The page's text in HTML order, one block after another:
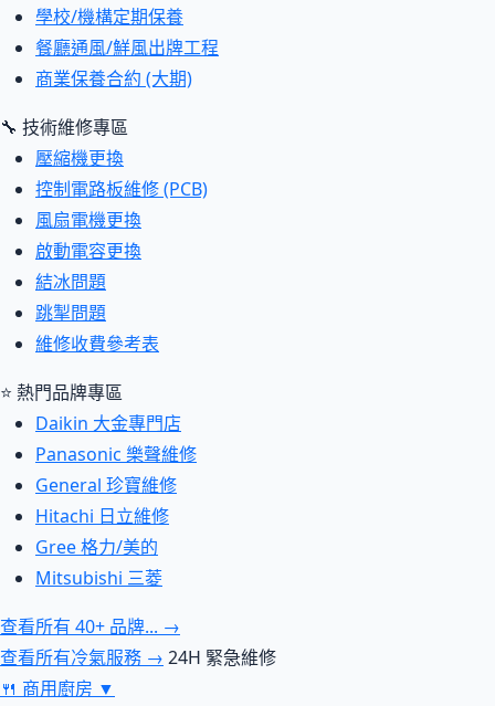
學校/機構定期保養
餐廳通風/鮮風出牌工程
商業保養合約 (大期)
🔧 技術維修專區
壓縮機更換
控制電路板維修 (PCB)
風扇電機更換
啟動電容更換
結冰問題
跳掣問題
維修收費參考表
⭐ 熱門品牌專區
Daikin 大金專門店
Panasonic 樂聲維修
General 珍寶維修
Hitachi 日立維修
Gree 格力/美的
Mitsubishi 三菱
查看所有 40+ 品牌... →
查看所有冷氣服務 → 24H 緊急維修
🍴 商用廚房 ▼